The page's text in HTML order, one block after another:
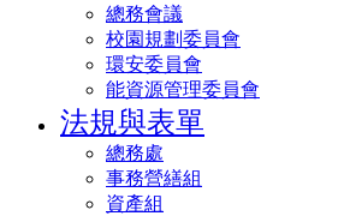
總務會議
校園規劃委員會
環安委員會
能資源管理委員會
法規與表單
總務處
事務營繕組
資產組